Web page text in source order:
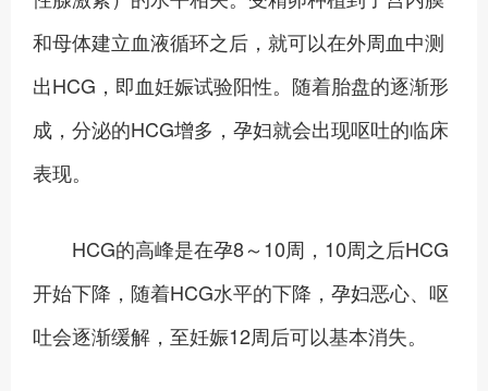
和母体建立血液循环之后，就可以在外周血中测
出HCG，即血妊娠试验阳性。随着胎盘的逐渐形
成，分泌的HCG增多，孕妇就会出现呕吐的临床
表现。
HCG的高峰是在孕8～10周，10周之后HCG
开始下降，随着HCG水平的下降，孕妇恶心、呕
吐会逐渐缓解，至妊娠12周后可以基本消失。